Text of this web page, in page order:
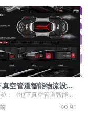
真空管道智能物流设
称：《地下真空管道智能物
·作品赛道：学生组：自由
”元...
91